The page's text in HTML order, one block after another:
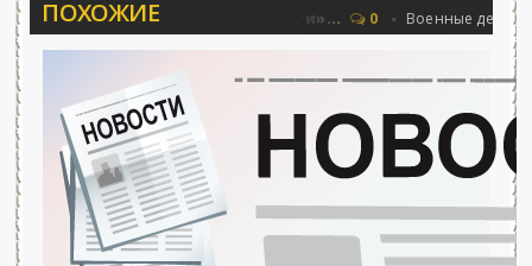
ПОХОЖИЕ
Соловьёва 25.06.2026 - «Новости»... 0 Военные действия